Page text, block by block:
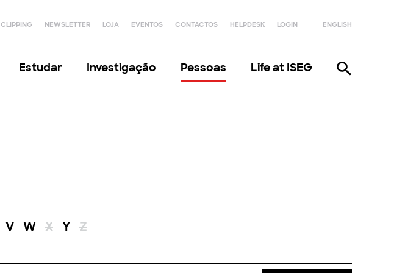
CLIPPING NEWSLETTER LOJA EVENTOS CONTACTOS HELPDESK LOGIN ENGLISH
Estudar Investigação Pessoas Life at ISEG
V W X Y Z